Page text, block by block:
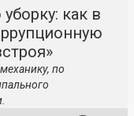
как в
по